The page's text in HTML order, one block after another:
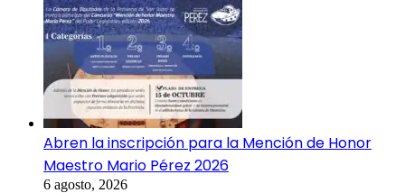
Abren la inscripción para la Mención de Honor
Maestro Mario Pérez 2026
6 agosto, 2026